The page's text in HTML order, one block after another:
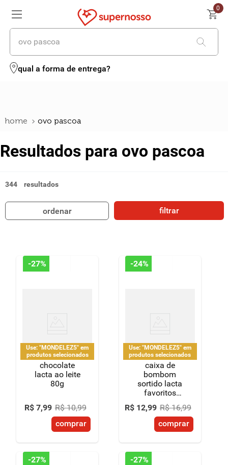
0
procure aqui seus produtos
qual a forma de entrega?
ovo pascoa
Resultados para ovo pascoa
344
ordenar filtrar
-27%
Use: "MONDELEZ5" em
produtos selecionados
chocolate
lacta ao leite
80g
R$ 7,99 R$ 10,99
comprar
-24%
Use: "MONDELEZ5" em
produtos selecionados
caixa de
bombom
sortido lacta
favoritos
250,6g
R$ 12,99 R$ 16,99
comprar
-27% -27%